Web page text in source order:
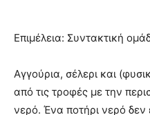
Επιμέλεια: Συντακτική
Αγγούρια, σέλερι και
από τις τροφές με την
νερό. Ένα ποτήρι νερό δεν